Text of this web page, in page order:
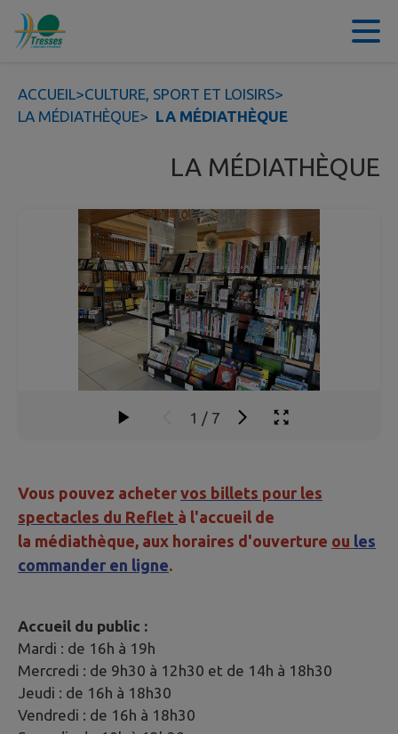
Contenu
ACCUEIL>CULTURE, SPORT ET LOISIRS>
LA MÉDIATHÈQUE> LA MÉDIATHÈQUE
LA MÉDIATHÈQUE
1 / 7
Vous pouvez acheter vos billets pour les
spectacles du Reflet à l'accueil de
la médiathèque, aux horaires d'ouverture ou les
commander en ligne.
Accueil du public :
Mardi : de 16h à 19h
Mercredi : de 9h30 à 12h30 et de 14h à 18h30
Jeudi : de 16h à 18h30
Vendredi : de 16h à 18h30